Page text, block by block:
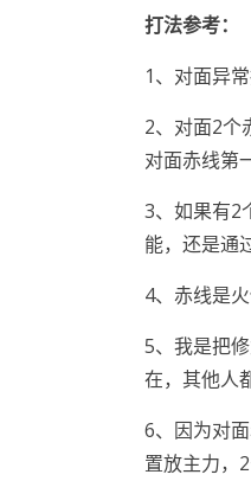
打法参考：
1、对面异
2、对面2个
对面赤线第
3、如果有2
能，还是通
4、赤线是
5、我是把
在，其他人
6、因为对
置放主力，